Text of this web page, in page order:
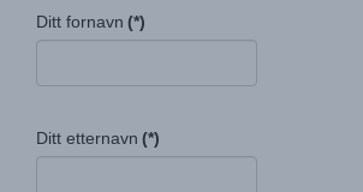
Ditt fornavn (*)
Ditt etternavn (*)